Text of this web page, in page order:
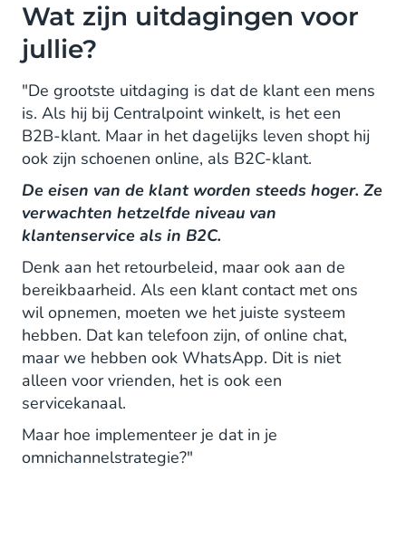
Wat zijn uitdagingen voor
jullie?
"De grootste uitdaging is dat de klant een mens
is. Als hij bij Centralpoint winkelt, is het een
B2B-klant. Maar in het dagelijks leven shopt hij
ook zijn schoenen online, als B2C-klant.
De eisen van de klant worden steeds hoger. Ze
verwachten hetzelfde niveau van
klantenservice als in B2C.
Denk aan het retourbeleid, maar ook aan de
bereikbaarheid. Als een klant contact met ons
wil opnemen, moeten we het juiste systeem
hebben. Dat kan telefoon zijn, of online chat,
maar we hebben ook WhatsApp. Dit is niet
alleen voor vrienden, het is ook een
servicekanaal.
Maar hoe implementeer je dat in je
omnichannelstrategie?"